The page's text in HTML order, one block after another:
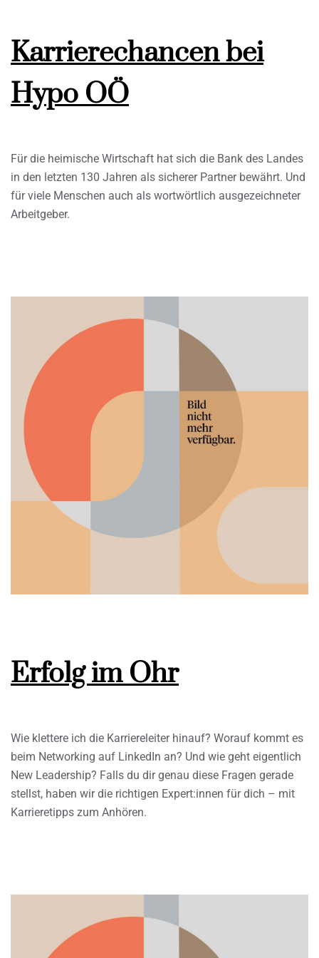
Karrierechancen bei
Hypo OÖ
Für die heimische Wirtschaft hat sich die Bank des Landes
in den letzten 130 Jahren als sicherer Partner bewährt. Und
für viele Menschen auch als wortwörtlich ausgezeichneter
Arbeitgeber.
Erfolg im Ohr
Wie klettere ich die Karriereleiter hinauf? Worauf kommt es
beim Networking auf LinkedIn an? Und wie geht eigentlich
New Leadership? Falls du dir genau diese Fragen gerade
stellst, haben wir die richtigen Expert:innen für dich – mit
Karrieretipps zum Anhören.